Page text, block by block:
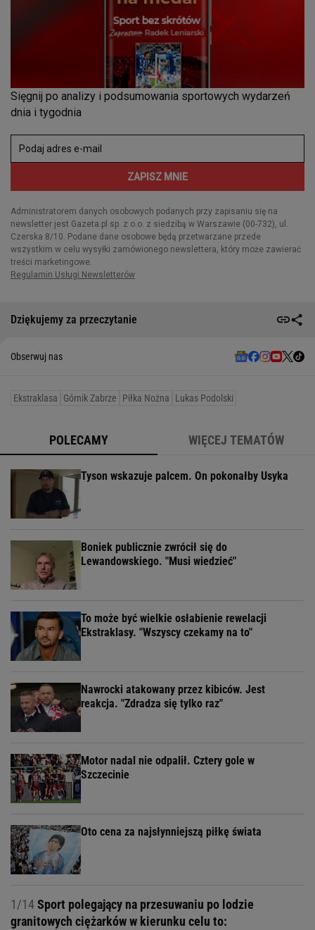
Dziękujemy za przeczytanie
Obserwuj nas
Ekstraklasa Górnik Zabrze Piłka Nożna Lukas Podolski
POLECAMY WIĘCEJ TEMATÓW
Tyson wskazuje palcem. On pokonałby Usyka
Boniek publicznie zwrócił się do
Lewandowskiego. "Musi wiedzieć"
To może być wielkie osłabienie rewelacji
Ekstraklasy. "Wszyscy czekamy na to"
Nawrocki atakowany przez kibiców. Jest
reakcja. "Zdradza się tylko raz"
Motor nadal nie odpalił. Cztery gole w
Szczecinie
Oto cena za najsłynniejszą piłkę świata
1/14Sport polegający na przesuwaniu po lodzie
granitowych ciężarków w kierunku celu to: